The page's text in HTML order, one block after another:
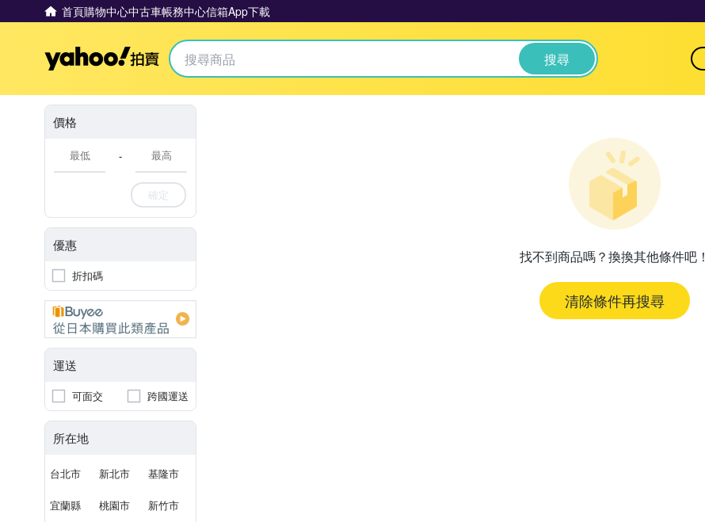
首頁購物中心中古車帳務中心信箱App下載
Yahoo拍賣 搜尋
價格
-
確定
優惠
折扣碼
運送
可面交 跨國運送
所在地
台北市 新北市 基隆市
宜蘭縣 桃園市 新竹市
找不到商品嗎？換換其他條件吧！
清除條件再搜尋